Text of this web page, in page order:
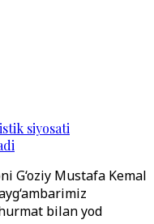
siyosati
G‘oziy Mustafa Kemal
bilan yod